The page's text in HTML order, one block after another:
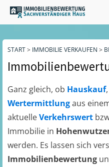
START> IMMOBILIE VERKAUFEN >
Ganz gleich, ob Hauskauf,
Wertermittlungaus
aktuelleVerkehrswert
Immobilie in
werden. Es lassen sich
Immobilienbewertung